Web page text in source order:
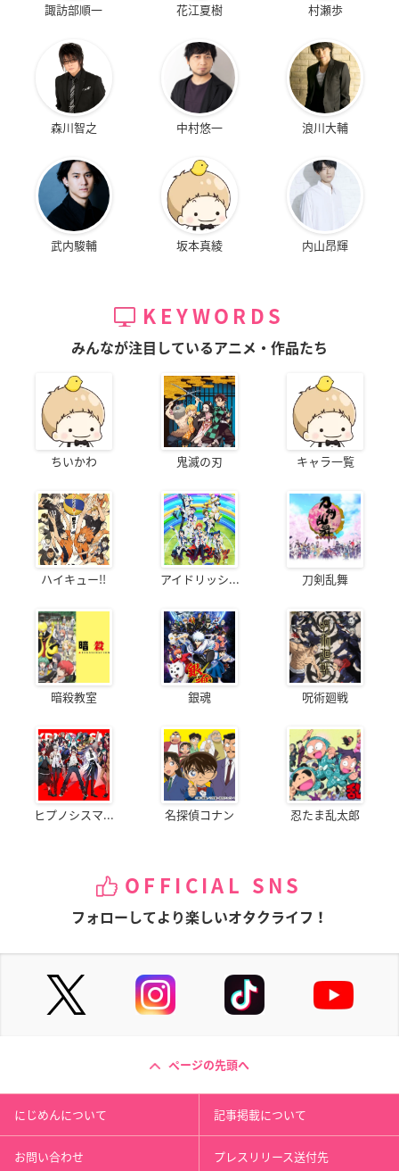
諏訪部順一 花江夏樹 村瀬歩
森川智之 中村悠一 浪川大輔
武内駿輔 坂本真綾 内山昂輝
KEYWORDS
みんなが注目しているアニメ・作品たち
ちいかわ 鬼滅の刃 キャラ一覧
ハイキュー!! アイドリッシ... 刀剣乱舞
暗殺教室 銀魂 呪術廻戦
ヒプノシスマ... 名探偵コナン 忍たま乱太郎
OFFICIAL SNS
フォローしてより楽しいオタクライフ！
ページの先頭へ
にじめんについて 記事掲載について
お問い合わせ プレスリリース送付先